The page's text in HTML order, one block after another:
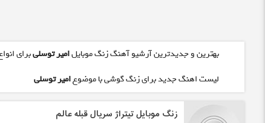
بهترین و جدیدترین آرشیو آهنگ زنگ موبایلامیر توسلیبرای
لیست اهنگ جدید برای زنگ گوشی با موضوعامیر توسلی
زنگ موبایل تیتراژ سریال قبله عالم